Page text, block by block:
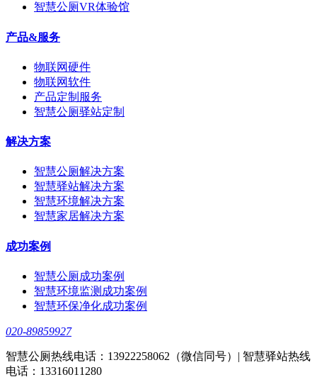
智慧公厕VR体验馆
产品&服务
物联网硬件
物联网软件
产品定制服务
智慧公厕驿站定制
解决方案
智慧公厕解决方案
智慧驿站解决方案
智慧环境解决方案
智慧家居解决方案
成功案例
智慧公厕成功案例
智慧环境监测成功案例
智慧环保净化成功案例
020-89859927
智慧公厕热线电话：13922258062（微信同号）| 智慧驿站热线
电话：13316011280